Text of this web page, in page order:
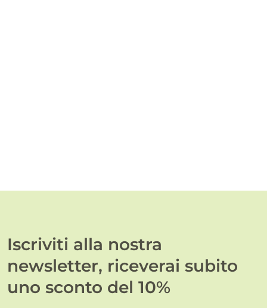
Iscriviti alla nostra
newsletter, riceverai subito
uno sconto del 10%